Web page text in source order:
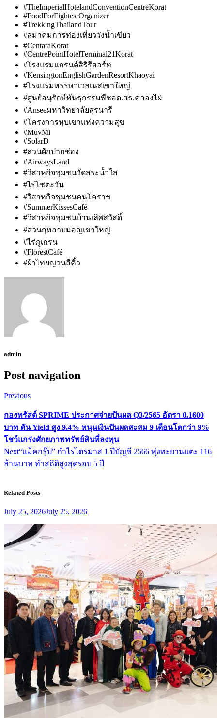
#TheImperialHotelandConventionCentreKorat
#FoodForFightesrOrganizer
#TrekkingThailandTour
#สมาคมการท่องเที่ยววังน้ำเขียว
#CentaraKorat
#CentrePointHotelTerminal21Korat
#โรงแรมแกรนด์สิริรีสอร์ท
#KensingtonEnglishGardenResortKhaoyai
#โรงแรมหรรษาเวลเนสเขาใหญ่
#ศูนย์อนุรักษ์พันธุกรรมพืชอด.สธ.คลองไผ่
#Anseeมหาวิทยาลัยสุรนารี
#โครงการหุบเขาแห่งความสุข
#MuvMi
#SolarD
#สวนผักปากช่อง
#AirwaysLand
#วิสาหกิจชุมชนวัดสระน้ำใส
#ไร่โชตะวัน
#วิสาหกิจชุมชนคนโคราช
#SummerKissesCafé
#วิสาหกิจชุมชนบ้านเลิศสวัสดิ์
#สวนกุหลาบมอญเขาใหญ่
#ไร่ภูเกรน
#FlorestCafé
#ผ้าไทยญวนสีคิ้ว
admin
Post navigation
Previous
กองทรัสต์ SPRIME ประกาศจ่ายปันผล Q3/2565 อัตรา 0.1600
บาท ดัน Yield สูง 9.4% หนุนเงินปันผลสะสม 9 เดือนโตกว่า 9%
โชว์แกร่งศักยภาพทรัพย์สินที่ลงทุน
Next“แม็คกรุ๊ป” กำไรไตรมาส 1 ปีบัญชี 2566 พุ่งทะยานแตะ 116
ล้านบาท ทำสถิติสูงสุดรอบ 5 ปี
Related Posts
July 25, 2026July 25, 2026